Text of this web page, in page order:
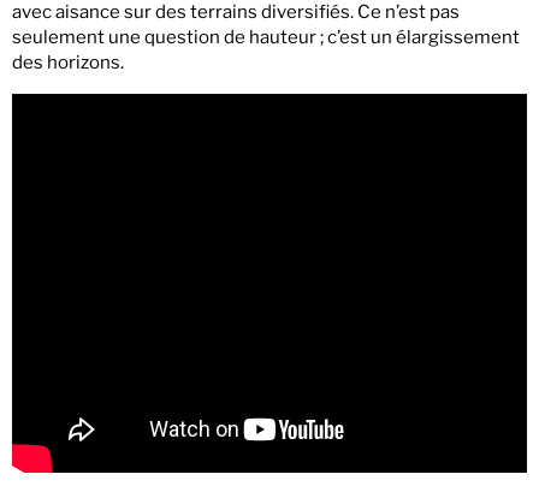
avec aisance sur des terrains diversifiés. Ce n’est pas
seulement une question de hauteur ; c’est un élargissement
des horizons.